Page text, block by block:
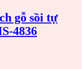
gỗ sồi tự
4836